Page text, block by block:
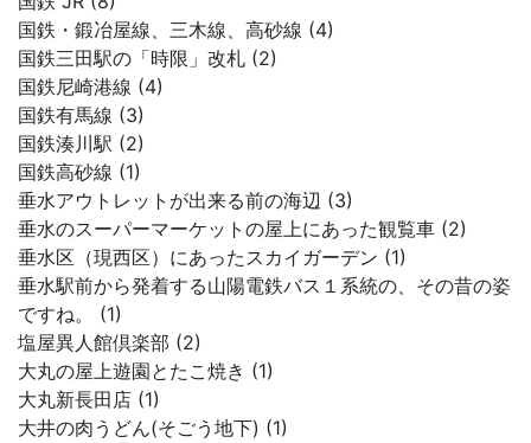
国鉄・鍛冶屋線、三木線、高砂線 (4)
国鉄三田駅の「時限」改札 (2)
国鉄尼崎港線 (4)
国鉄有馬線 (3)
国鉄湊川駅 (2)
国鉄高砂線 (1)
垂水アウトレットが出来る前の海辺 (3)
垂水のスーパーマーケットの屋上にあった観覧車 (2)
垂水区（現西区）にあったスカイガーデン (1)
垂水駅前から発着する山陽電鉄バス１系統の、その昔の姿
ですね。 (1)
塩屋異人館倶楽部 (2)
大丸の屋上遊園とたこ焼き (1)
大丸新長田店 (1)
大井の肉うどん(そごう地下) (1)